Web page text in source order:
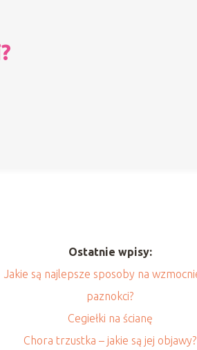
Ostatnie wpisy:
Jakie są najlepsze sposoby na
paznokci?
Cegiełki na ścianę
Chora trzustka – jakie są jej objawy?